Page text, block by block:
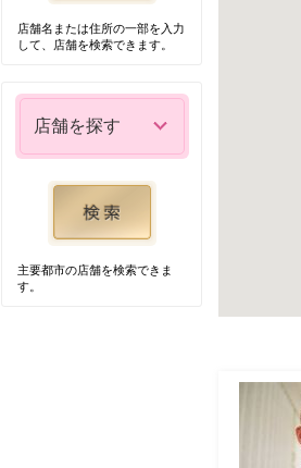
店舗名または住所の一部を入力
して、店舗を検索できます。
店舗を探す
主要都市の店舗を検索できま
す。